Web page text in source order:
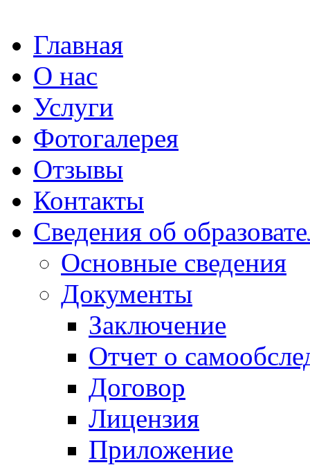
Главная
О нас
Услуги
Фотогалерея
Отзывы
Контакты
Сведения об
Основные сведения
Документы
Заключение
Отчет о
Договор
Лицензия
Приложение